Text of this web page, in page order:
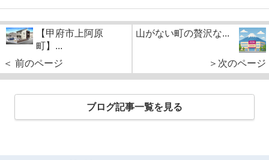
【甲府市上阿原
町】...
＜ 前のページ
山がない町の贅沢な...
＞次のページ
ブログ記事一覧を見る